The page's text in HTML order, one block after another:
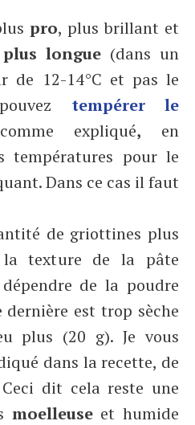
pro, plus brillant et
longue (dans un
de 12-14°C et pas le
tempérer le
expliqué, en
températures pour le
Dans ce cas il faut
de griottines plus
la texture de la pâte
de la poudre
dernière est trop sèche
plus (20 g). Je vous
dans la recette, de
dit cela reste une
moelleuse et humide